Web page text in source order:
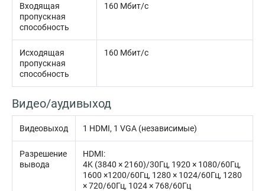
Входящая
пропускная
способность
160 Мбит/с
Исходящая
пропускная
способность
160 Мбит/с
Видео/аудивыход
Видеовыход 1 HDMI, 1 VGA (независимые)
Разрешение
вывода
HDMI:
4K (3840 × 2160)/30Гц, 1920 × 1080/60Гц,
1600 ×1200/60Гц, 1280 × 1024/60Гц, 1280
× 720/60Гц, 1024 × 768/60Гц